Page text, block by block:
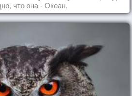
что она - Океан.